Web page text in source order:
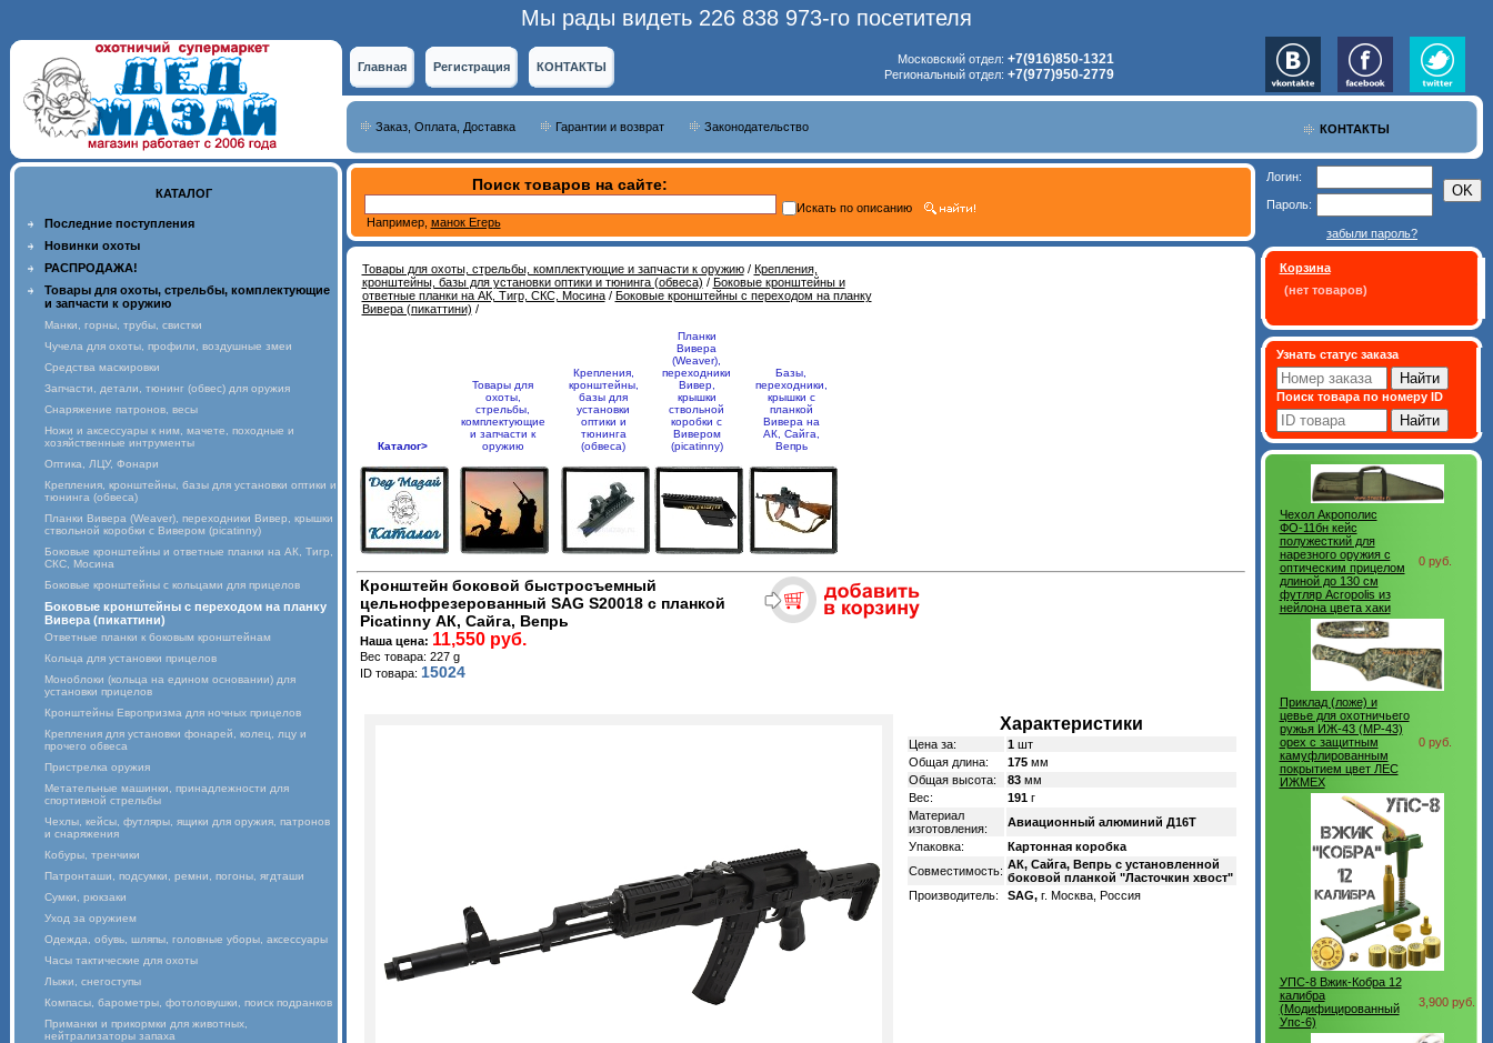
Мы рады видеть 226 838 973-го посетителя
Главная Регистрация КОНТАКТЫ
Московский отдел: +7(916)850-1321
Региональный отдел: +7(977)950-2779
КОНТАКТЫ
Заказ, Оплата, Доставка Гарантии и возврат Законодательство
КАТАЛОГ
Последние поступления
Новинки охоты
РАСПРОДАЖА!
Товары для охоты, стрельбы, комплектующие
и запчасти к оружию
Манки, горны, трубы, свистки
Чучела для охоты, профили, воздушные змеи
Средства маскировки
Запчасти, детали, тюнинг (обвес) для оружия
Снаряжение патронов, весы
Ножи и аксессуары к ним, мачете, походные и
хозяйственные интрументы
Оптика, ЛЦУ, Фонари
Крепления, кронштейны, базы для установки оптики и
тюнинга (обвеса)
Планки Вивера (Weaver), переходники Вивер, крышки
ствольной коробки с Вивером (picatinny)
Боковые кронштейны и ответные планки на АК, Тигр,
СКС, Мосина
Боковые кронштейны с кольцами для прицелов
Боковые кронштейны с переходом на планку
Вивера (пикаттини)
Ответные планки к боковым кронштейнам
Кольца для установки прицелов
Моноблоки (кольца на едином основании) для
установки прицелов
Кронштейны Европризма для ночных прицелов
Крепления для установки фонарей, колец, лцу и
прочего обвеса
Пристрелка оружия
Метательные машинки, принадлежности для
спортивной стрельбы
Чехлы, кейсы, футляры, ящики для оружия, патронов
и снаряжения
Кобуры, тренчики
Патронташи, подсумки, ремни, погоны, ягдташи
Сумки, рюкзаки
Уход за оружием
Одежда, обувь, шляпы, головные уборы, аксессуары
Часы тактические для охоты
Лыжи, снегоступы
Компасы, барометры, фотоловушки, поиск подранков
Приманки и прикормки для животных,
нейтрализаторы запаха
Поиск товаров на сайте:
Например, манок Егерь
Искать по описанию
Товары для охоты, стрельбы, комплектующие и запчасти к оружию/ Крепления,
кронштейны, базы для установки оптики и тюнинга (обвеса) / Боковые кронштейны и
ответные планки на АК, Тигр, СКС, Мосина/ Боковые кронштейны с переходом на планку
Вивера (пикаттини) /
Каталог>
Товары для
охоты,
стрельбы,
комплектующие
и запчасти к
оружию
Крепления,
кронштейны,
базы для
установки
оптики и
тюнинга
(обвеса)
Планки
Вивера
(Weaver),
переходники
Вивер,
крышки
ствольной
коробки с
Вивером
(picatinny)
Базы,
переходники,
крышки с
планкой
Вивера на
АК, Сайга,
Вепрь
Кронштейн боковой быстросъемный
цельнофрезерованный SAG S20018 с планкой
Picatinny АК, Сайга, Вепрь
Наша цена: 11,550 руб.
Вес товара: 227 g
ID товара: 15024
Характеристики
Цена за: 1 шт
Общая длина:
175 мм
Общая высота:
83мм
Вес:
191 г
Материал
изготовления:
Авиационный алюминий Д16Т
Упаковка:
Картонная коробка
Совместимость: АК, Сайга, Вепрь с установленной
боковой планкой "Ласточкин хвост"
Производитель:
SAG,г. Москва, Россия
Логин:
Пароль:
забыли пароль?
Корзина
(нет товаров)
Узнать статус заказа
Поиск товара по номеру ID
Чехол Акрополис
ФО-11бн кейс
полужесткий для
нарезного оружия с
оптическим прицелом
длиной до 130 см
футляр Acropolis из
нейлона цвета хаки
0 руб.
Приклад (ложе) и
цевье для охотничьего
ружья ИЖ-43 (MP-43)
орех с защитным
камуфлированным
покрытием цвет ЛЕС
ИЖМЕХ
0 руб.
УПС-8 Вжик-Кобра 12
калибра
(Модифицированный
Упс-6)
3,900 руб.